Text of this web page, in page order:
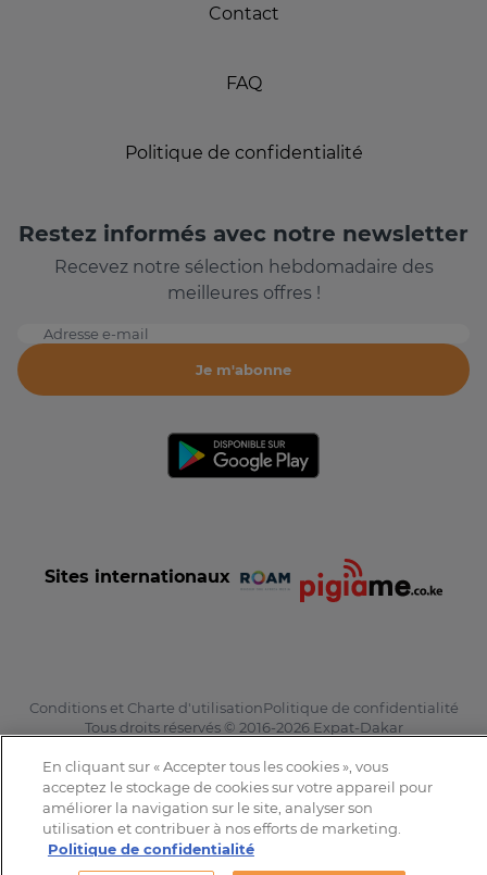
Contact
FAQ
Politique de confidentialité
Restez informés avec notre newsletter
Recevez notre sélection hebdomadaire des
meilleures offres !
Adresse e-mail
Je m'abonne
Sites internationaux
Conditions et Charte d'utilisationPolitique de confidentialité
Tous droits réservés © 2016-2026 Expat-Dakar
En cliquant sur « Accepter tous les cookies », vous
acceptez le stockage de cookies sur votre appareil pour
améliorer la navigation sur le site, analyser son
utilisation et contribuer à nos efforts de marketing.
Politique de confidentialité